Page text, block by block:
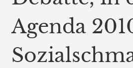
Agenda